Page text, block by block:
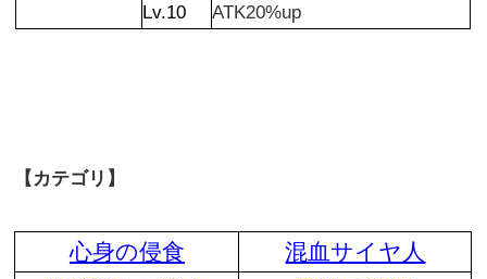
Lv.10
ATK20%up
【カテゴリ】
心身の侵食
混血サイヤ人